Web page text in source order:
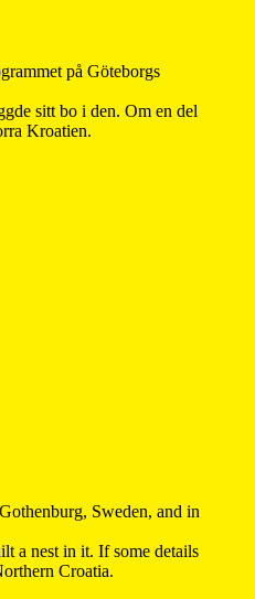
på Göteborgs
sitt bo i den. Om en del
Kroatien.
Sweden, and in
a nest in it. If some details
Croatia.